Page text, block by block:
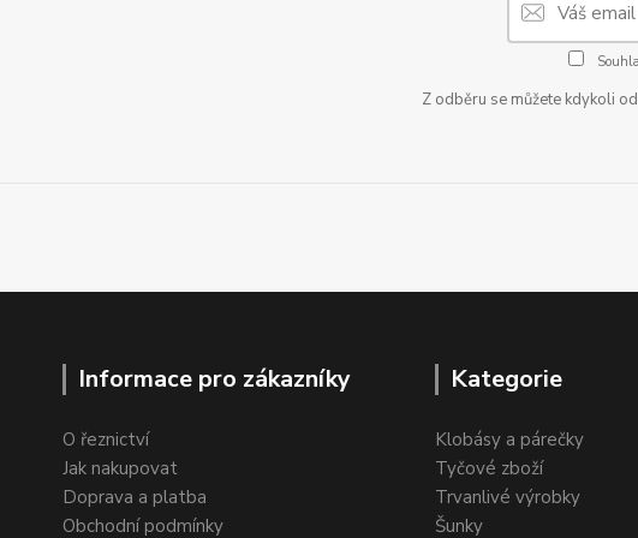
Z odběru se můžete kdykoli
Informace pro zákazníky
O řeznictví
Jak nakupovat
Doprava a platba
Obchodní podmínky
Kategorie
Klobásy a párečky
Tyčové zboží
Trvanlivé výrobky
Šunky